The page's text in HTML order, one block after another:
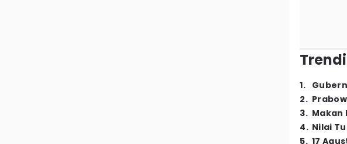
1.
2.
3. Makan
4. Nilai
5. 17